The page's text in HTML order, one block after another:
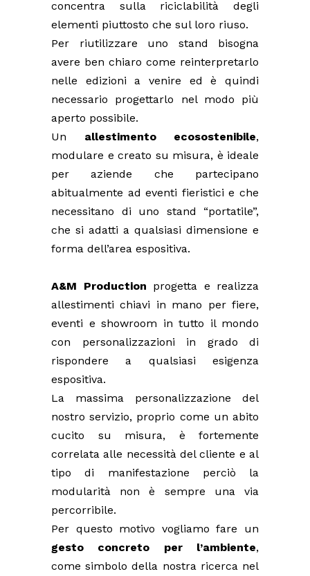
concentra sulla riciclabilità degli
elementi piuttosto che sul loro riuso.
Per riutilizzare uno stand bisogna
avere ben chiaro come reinterpretarlo
nelle edizioni a venire ed è quindi
necessario progettarlo nel modo più
aperto possibile.
Un allestimento ecosostenibile,
modulare e creato su misura, è ideale
per aziende che partecipano
abitualmente ad eventi fieristici e che
necessitano di uno stand “portatile”,
che si adatti a qualsiasi dimensione e
forma dell’area espositiva.
A&M Production progetta e realizza
allestimenti chiavi in mano per fiere,
eventi e showroom in tutto il mondo
con personalizzazioni in grado di
rispondere a qualsiasi esigenza
espositiva.
La massima personalizzazione del
nostro servizio, proprio come un abito
cucito su misura, è fortemente
correlata alle necessità del cliente e al
tipo di manifestazione perciò la
modularità non è sempre una via
percorribile.
Per questo motivo vogliamo fare un
gesto concreto per l’ambiente,
come simbolo della nostra ricerca nel